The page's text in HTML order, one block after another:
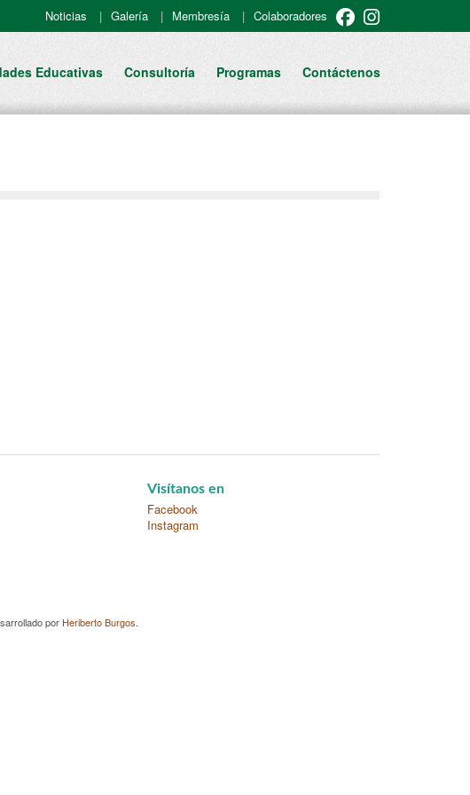
Noticias Galería Membresía Colaboradores
Educativas Consultoría Programas Contáctenos
Visítanos en
Facebook
Instagram
por Heriberto Burgos.